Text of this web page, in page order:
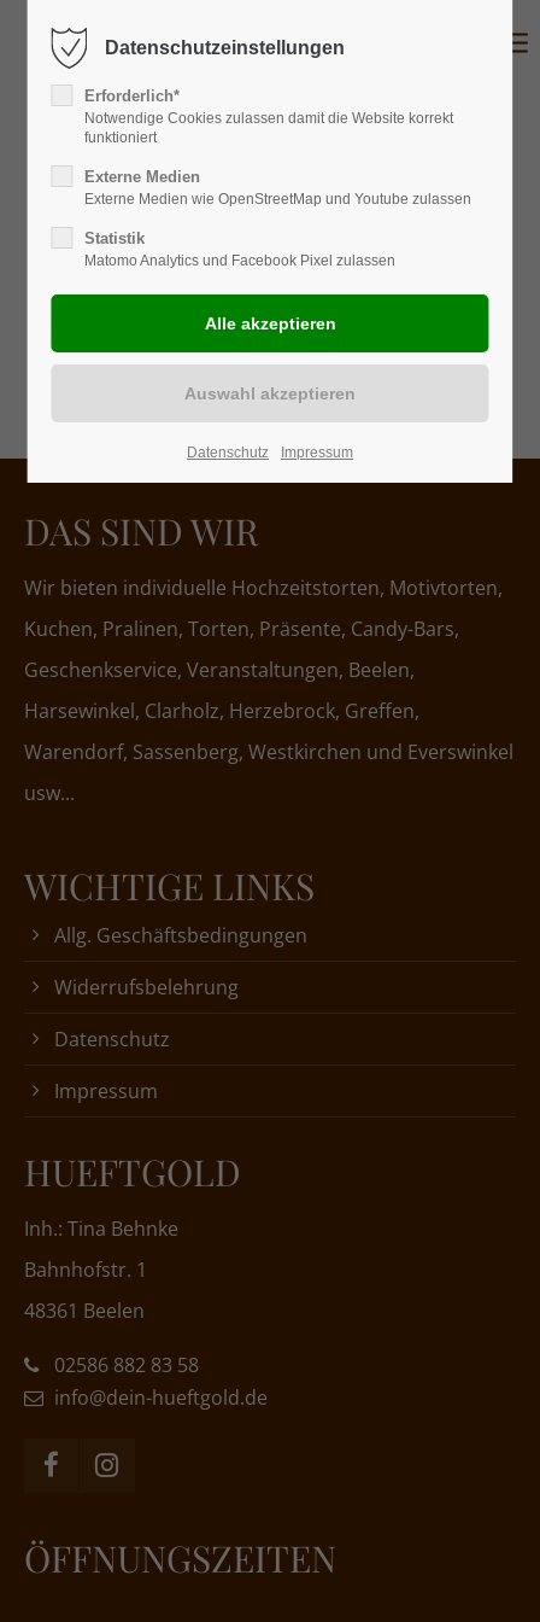
DAS SIND WIR
Wir bieten individuelle Hochzeitstorten, Motivtorten,
Kuchen, Pralinen, Torten, Präsente, Candy-Bars,
Geschenkservice, Veranstaltungen, Beelen,
Harsewinkel, Clarholz, Herzebrock, Greffen,
Warendorf, Sassenberg, Westkirchen und Everswinkel
usw...
WICHTIGE LINKS
Allg. Geschäftsbedingungen
Widerrufsbelehrung
Datenschutz
Impressum
HUEFTGOLD
Inh.: Tina Behnke
Bahnhofstr. 1
48361 Beelen
02586 882 83 58
info@dein-hueftgold.de
ÖFFNUNGSZEITEN
Datenschutzeinstellungen
Erforderlich*
Notwendige Cookies zulassen damit die Website korrekt
funktioniert
Externe Medien
Externe Medien wie OpenStreetMap und Youtube zulassen
Statistik
Matomo Analytics und Facebook Pixel zulassen
Datenschutz Impressum